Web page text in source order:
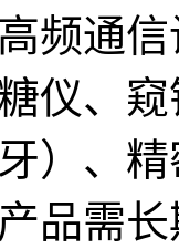
频通
仪、
）、
品需